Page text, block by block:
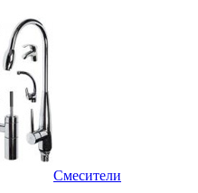
Смесители